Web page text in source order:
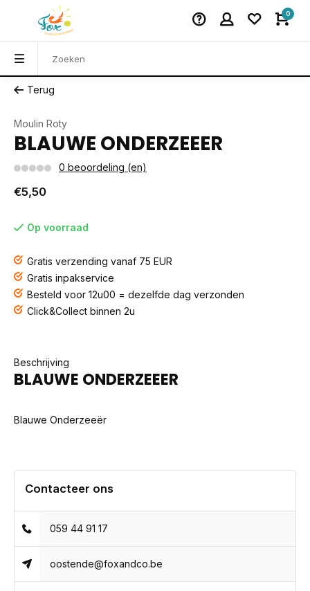
0
Terug
Moulin Roty
BLAUWE ONDERZEEER
0 beoordeling (en)
€5,50
Op voorraad
Gratis verzending vanaf 75 EUR
Gratis inpakservice
Besteld voor 12u00 = dezelfde dag verzonden
Click&Collect binnen 2u
Beschrijving
BLAUWE ONDERZEEER
Blauwe Onderzeeër
Contacteer ons
059 44 91 17
oostende@foxandco.be